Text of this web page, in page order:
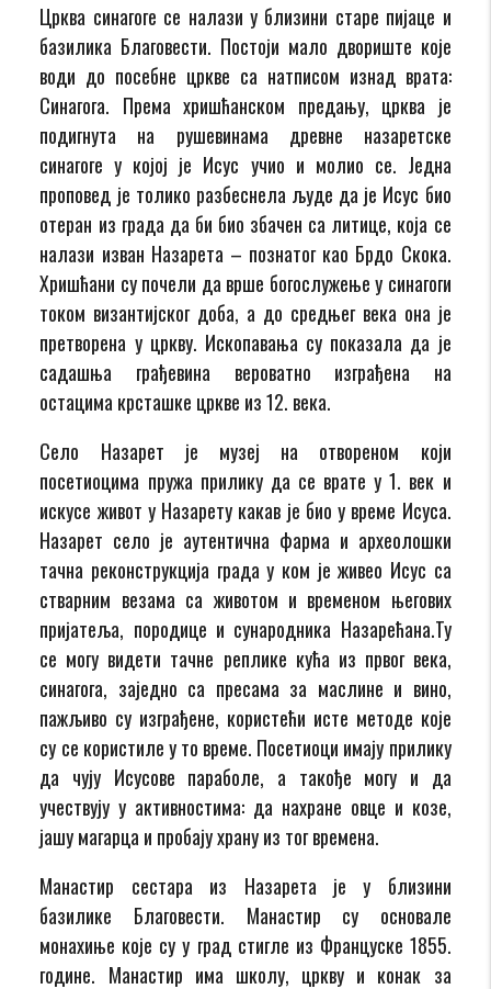
Црква синагоге се налази у близини старе пијаце и
базилика Благовести. Постоји мало двориште које
води до посебне цркве са натписом изнад врата:
Синагога. Према хришћанском предању, црква је
подигнута на рушевинама древне назаретске
синагоге у којој је Исус учио и молио се. Једна
проповед је толико разбеснела људе да је Исус био
отеран из града да би био збачен са литице, која се
налази изван Назарета – познатог као Брдо Скока.
Хришћани су почели да врше богослужење у синагоги
током византијског доба, а до средњег века она је
претворена у цркву. Ископавања су показала да је
садашња грађевина вероватно изграђена на
остацима крсташке цркве из 12. века.
Село Назарет је музеј на отвореном који
посетиоцима пружа прилику да се врате у 1. век и
искусе живот у Назарету какав је био у време Исуса.
Назарет село је аутентична фарма и археолошки
тачна реконструкција града у ком је живео Исус са
стварним везама са животом и временом његових
пријатеља, породице и сународника Назарећана.Ту
се могу видети тачне реплике кућа из првог века,
синагога, заједно са пресама за маслине и вино,
пажљиво су изграђене, користећи исте методе које
су се користиле у то време. Посетиоци имају прилику
да чују Исусове параболе, а такође могу и да
учествују у активностима: да нахране овце и козе,
јашу магарца и пробају храну из тог времена.
Манастир сестара из Назарета је у близини
базилике Благовести. Манастир су основале
монахиње које су у град стигле из Француске 1855.
године. Манастир има школу, цркву и конак за